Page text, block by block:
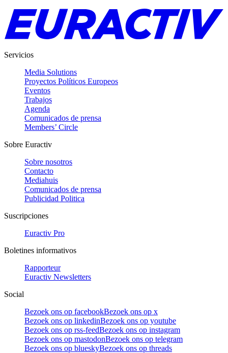
Servicios
Media Solutions
Proyectos Políticos Europeos
Eventos
Trabajos
Agenda
Comunicados de prensa
Members’ Circle
Sobre Euractiv
Sobre nosotros
Contacto
Mediahuis
Comunicados de prensa
Publicidad Politica
Suscripciones
Euractiv Pro
Boletines informativos
Rapporteur
Euractiv Newsletters
Social
Bezoek ons op facebookBezoek ons op x
Bezoek ons op linkedinBezoek ons op youtube
Bezoek ons op rss-feedBezoek ons op instagram
Bezoek ons op mastodonBezoek ons op telegram
Bezoek ons op blueskyBezoek ons op threads